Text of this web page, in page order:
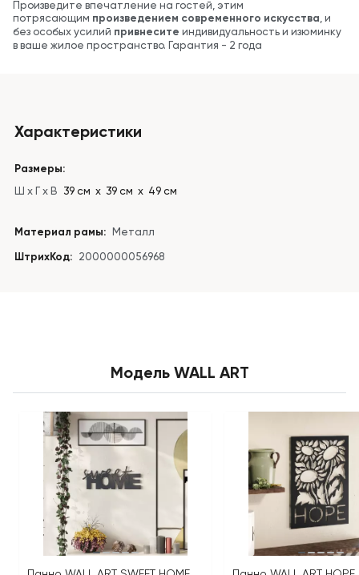
Произведите впечатление на гостей, этим
потрясающим произведением современного искусства , и
без особых усилий привнесите индивидуальность и изюминку
в ваше жилое пространство. Гарантия - 2 года
Характеристики
Размеры:
Ш x Г x В 39 см х 39 см х 49 см
Материал рамы: Металл
ШтрихКод: 2000000056968
Модель WALL ART